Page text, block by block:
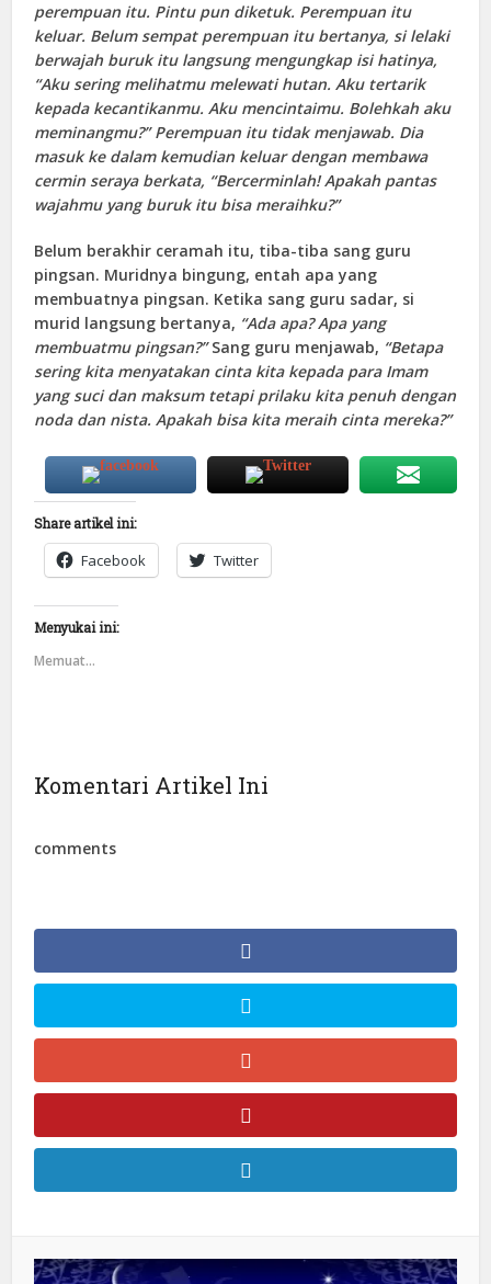
perempuan itu. Pintu pun diketuk. Perempuan itu
keluar. Belum sempat perempuan itu bertanya, si lelaki
berwajah buruk itu langsung mengungkap isi hatinya,
“Aku sering melihatmu melewati hutan. Aku tertarik
kepada kecantikanmu. Aku mencintaimu. Bolehkah aku
meminangmu?” Perempuan itu tidak menjawab. Dia
masuk ke dalam kemudian keluar dengan membawa
cermin seraya berkata, “Bercerminlah! Apakah pantas
wajahmu yang buruk itu bisa meraihku?”
Belum berakhir ceramah itu, tiba-tiba sang guru
pingsan. Muridnya bingung, entah apa yang
membuatnya pingsan. Ketika sang guru sadar, si
murid langsung bertanya, “Ada apa? Apa yang
membuatmu pingsan?”Sang guru menjawab, “Betapa
sering kita menyatakan cinta kita kepada para Imam
yang suci dan maksum tetapi prilaku kita penuh dengan
noda dan nista. Apakah bisa kita meraih cinta mereka?”
Share artikel ini:
Facebook Twitter
Menyukai ini:
Memuat...
Komentari Artikel Ini
comments